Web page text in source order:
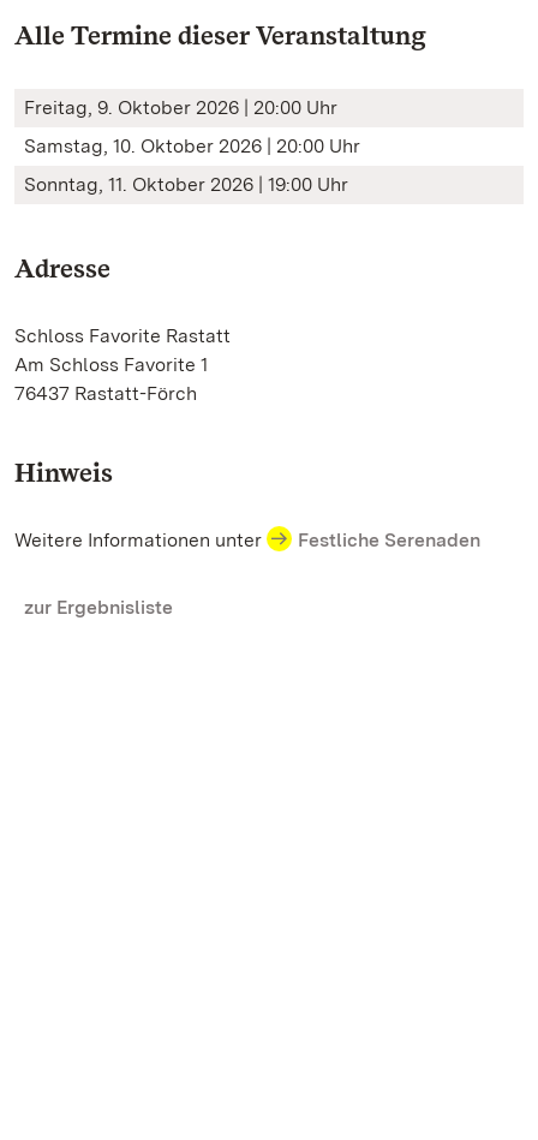
Alle Termine dieser Veranstaltung
Freitag, 9. Oktober 2026 | 20:00 Uhr
Samstag, 10. Oktober 2026 | 20:00 Uhr
Sonntag, 11. Oktober 2026 | 19:00 Uhr
Adresse
Schloss Favorite Rastatt
Am Schloss Favorite 1
76437 Rastatt-Förch
Hinweis
Weitere Informationen unter Festliche Serenaden
zur Ergebnisliste